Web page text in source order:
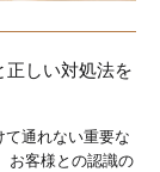
正しい対処法を
通れない重要な
お客様との認識の